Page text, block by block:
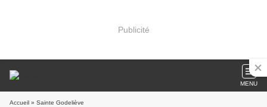
Publicité
MENU
Accueil » Sainte Godeliève